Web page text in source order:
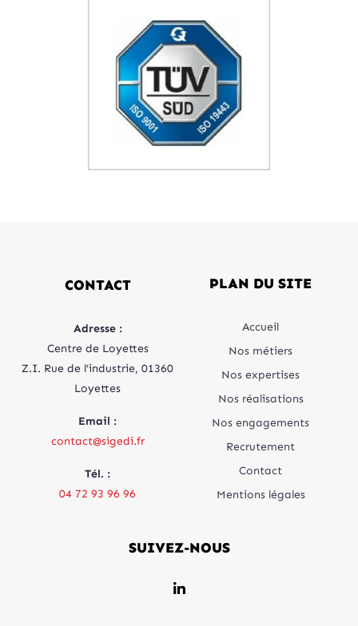
CONTACT
Adresse :
Centre de Loyettes
Z.I. Rue de l’industrie, 01360
Loyettes
Email :
contact@sigedi.fr
Tél. :
04 72 93 96 96
PLAN DU SITE
Accueil
Nos métiers
Nos expertises
Nos réalisations
Nos engagements
Recrutement
Contact
Mentions légales
SUIVEZ-NOUS